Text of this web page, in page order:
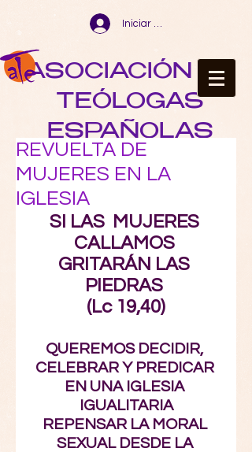
Iniciar sesión
ASOCIACIÓN DE
TEÓLOGAS
ESPAÑOLAS
REVUELTA DE
MUJERES EN LA
IGLESIA
SI LAS  MUJERES
CALLAMOS
GRITARÁN LAS
PIEDRAS
(Lc 19,40)
QUEREMOS DECIDIR,
CELEBRAR Y PREDICAR
EN UNA IGLESIA
IGUALITARIA
REPENSAR LA MORAL
SEXUAL DESDE LA